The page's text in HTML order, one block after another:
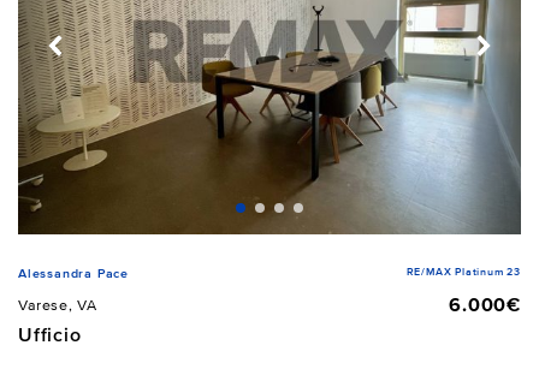
Alessandra Pace RE/MAX Platinum 23
Varese, VA
6.000€
Ufficio